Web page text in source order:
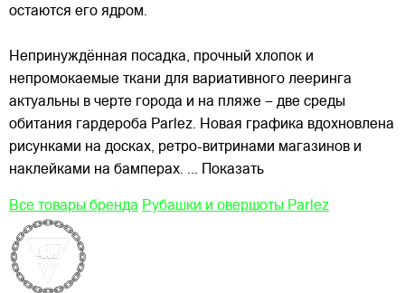
остаются его ядром.
Непринуждённая посадка, прочный хлопок и
непромокаемые ткани для вариативного лееринга
актуальны в черте города и на пляже – две среды
обитания гардероба Parlez. Новая графика вдохновлена
рисунками на досках, ретро-витринами магазинов и
наклейками на бамперах. ... Показать
Все товары бренда Рубашки и овершоты Parlez